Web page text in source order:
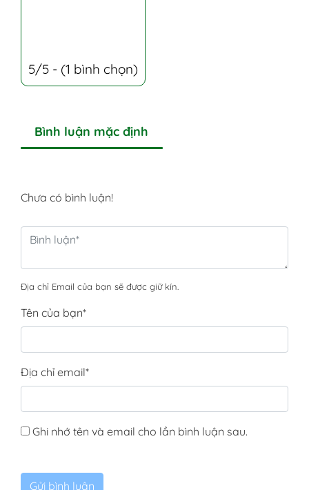
5/5 - (1 bình chọn)
Bình luận mặc định
Chưa có bình luận!
Địa chỉ Email của bạn sẽ được giữ kín.
Tên của bạn*
Địa chỉ email*
Ghi nhớ tên và email cho lần bình luận sau.